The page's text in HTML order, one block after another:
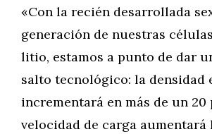
«Con la recién desarrollada
generación de nuestras
litio, estamos a punto de dar
salto tecnológico: la densidad
incrementará en más de un
velocidad de carga aumentará